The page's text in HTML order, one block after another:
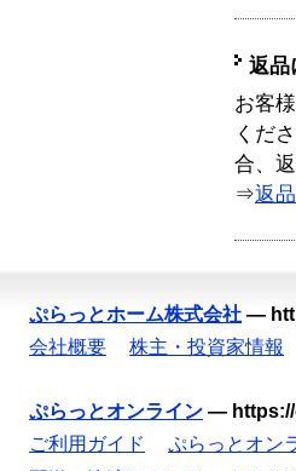
返品
お客
くだ
合、
⇒返
ぷらっとホーム株式会社 —
会社概要
株主・投資家情報
ぷらっとオンライン —
ご利用ガイド
ぷらっとオン